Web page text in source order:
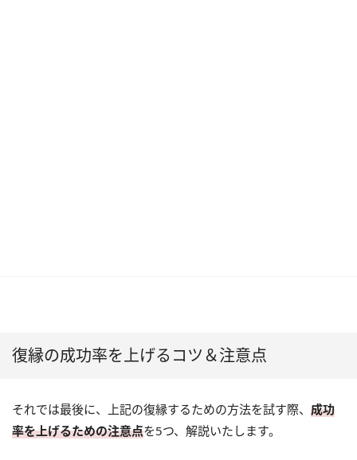
復縁の成功率を上げるコツ＆注意点
それでは最後に、上記の復縁するための方法を試す際、 成功
率を上げるための注意点を5つ、解説いたします。